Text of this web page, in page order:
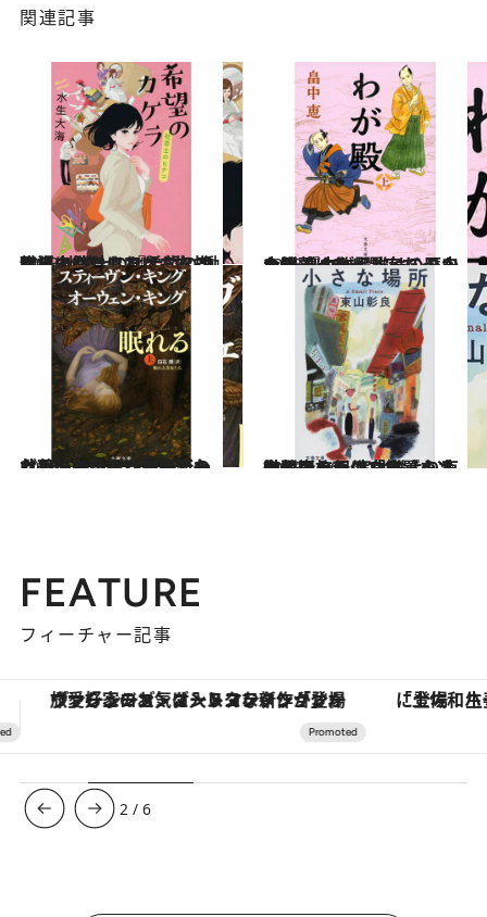
関連記事
2023.1.25
職場にやりきれなさを抱えるあなたに 『希望のカケラ 社労士のヒナコ』 働く人の鎧にも刀にもなる物語
カルチャー 2023.1.26
大野藩はなぜ黒字だった？ 畠中作品唯一の歴史小説 『わが殿』はここから始まった
カルチャー
2023.1.27
＜恐怖の帝王＞スティーヴン・キングが贈る新たなホラー巨編は息子との共著。いったい何が変わったのか？
カルチャー 2023.1.30
無数の人々の「旅」を冷徹に捉え、 実は誰よりも激しい旅程に身を置く 東山彰良の新作文庫『小さな場所』
カルチャー
FEATURE
フィーチャー記事
「土佐和ハーブかき氷」がOMO7高知に登場！生姜、山椒、大葉など目にも舌にも涼を呼ぶ郷土の味
3 /6